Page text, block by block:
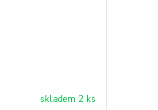
skladem 2 ks